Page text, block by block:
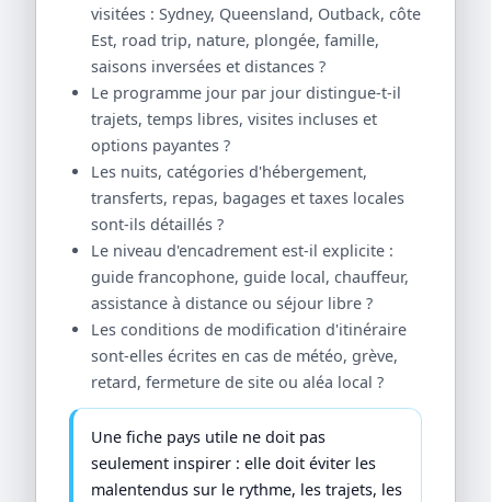
visitées : Sydney, Queensland, Outback, côte
Est, road trip, nature, plongée, famille,
saisons inversées et distances ?
Le programme jour par jour distingue-t-il
trajets, temps libres, visites incluses et
options payantes ?
Les nuits, catégories d'hébergement,
transferts, repas, bagages et taxes locales
sont-ils détaillés ?
Le niveau d'encadrement est-il explicite :
guide francophone, guide local, chauffeur,
assistance à distance ou séjour libre ?
Les conditions de modification d'itinéraire
sont-elles écrites en cas de météo, grève,
retard, fermeture de site ou aléa local ?
Une fiche pays utile ne doit pas
seulement inspirer : elle doit éviter les
malentendus sur le rythme, les trajets, les